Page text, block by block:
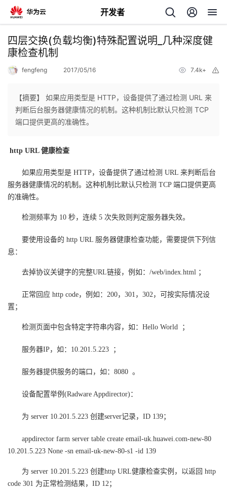
开发者
返
回
个
人
页
开
我
的
我
坛
圈
子
的
直
播
我
的
活
动
我
的
关
四层交换(负载均衡)特殊配置说明_几种深度健
康检查机制
fengfeng 2017/05/16 7.4k+
【摘要】 如果应用类型是 HTTP，设备提供了通过检测 URL 来
判断后台服务器健康情况的机制。这种机制比默认只检测 TCP
端口提供更高的准确性。
http URL 健康检查
如果应用类型是 HTTP，设备提供了通过检测 URL 来判断后台
服务器健康情况的机制。这种机制比默认只检测 TCP 端口提供更高
的准确性。
检测频率为 10 秒，连续 5 次失败则判定服务器失效。
要使用设备的 http URL 服务器健康检查功能，需要提供下列信
息：
去掉协议关键字的完整URL链接，例如：/web/index.html ；
正常回应 http code，例如：200，301，302，可按实际情况设
置；
检测页面中包含特定字符串内容，如：Hello World ；
服务器IP，如：10.201.5.223 ；
服务器提供服务的端口，如：8080 。
设备配置举例(Radware Appdirector)：
为 server 10.201.5.223 创建server记录，ID 139；
appdirector farm server table create email-uk.huawei.com-new-80
10.201.5.223 None -sn email-uk-new-80-s1 -id 139
为 server 10.201.5.223 创建http URL健康检查实例，以返回 http
code 301 为正常检测结果，ID 12；